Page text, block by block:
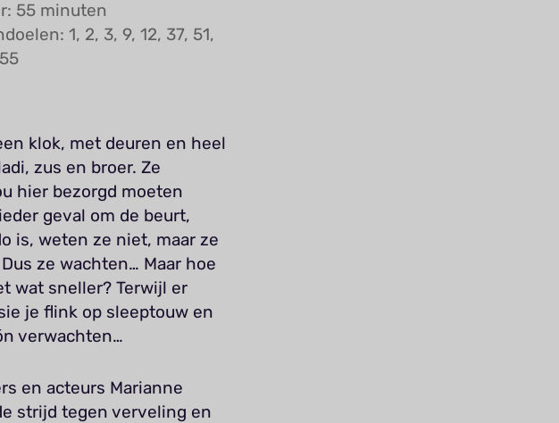
55 minuten
1, 2, 3, 9, 12, 37, 51,
klok, met deuren en heel
zus en broer. Ze
hier bezorgd moeten
geval om de beurt,
is, weten ze niet, maar ze
ze wachten… Maar hoe
wat sneller? Terwijl er
je flink op sleeptouw en
verwachten…
en acteurs Marianne
strijd tegen verveling en